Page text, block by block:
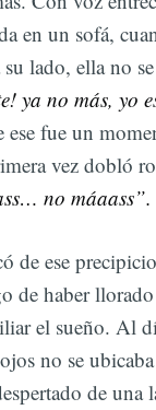
en un sofá,
su lado, ella no
ya no más, yo
ese fue un
vez dobló
no máaass”.
de ese
de haber
el sueño. Al
no se
de una